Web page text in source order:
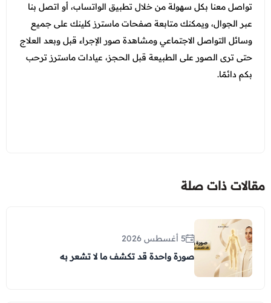
تواصل معنا بكل سهولة من خلال تطبيق الواتساب، أو اتصل بنا
عبر الجوال، ويمكنك متابعة صفحات ماسترز كلينك على جميع
وسائل التواصل الاجتماعي ومشاهدة صور الإجراء قبل وبعد العلاج
حتى ترى الصور على الطبيعة قبل الحجز، عيادات ماسترز ترحب
بكم دائمًا.
مقالات ذات صلة
5 أغسطس 2026
صورة واحدة قد تكشف ما لا تشعر به